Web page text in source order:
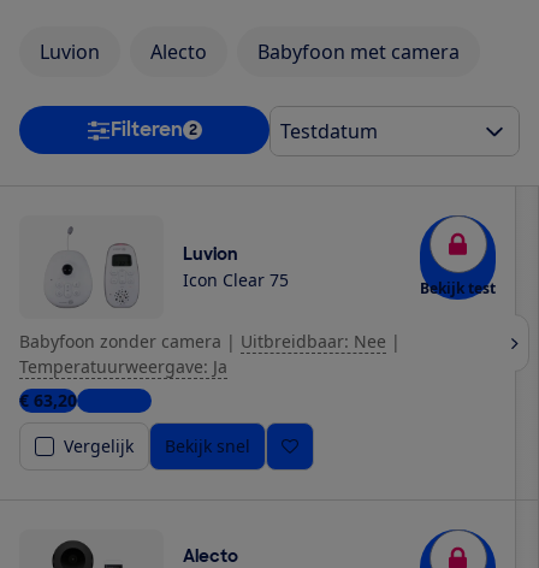
Luvion Alecto Babyfoon met camera
Filteren 2
Luvion
Icon Clear 75 Bekijk test
Babyfoon zonder camera | Uitbreidbaar: Nee |
Temperatuurweergave: Ja
€ 63,203 winkels
Vergelijk
Bekijk snel
Alecto